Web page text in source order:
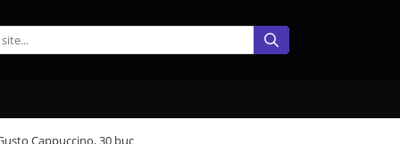
Cappuccino, 30 buc